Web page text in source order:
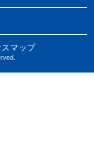
スマップ